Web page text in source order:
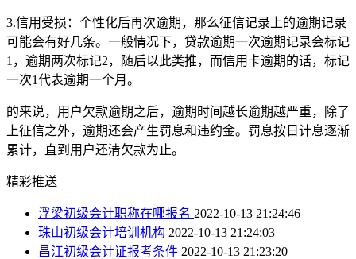
3.信用受损：个性化后再次逾期，那么征信记录上的逾期记录
可能会有好几条。一般情况下，贷款逾期一次逾期记录会标记
1，逾期两次标记2，随后以此类推，而信用卡逾期的话，标记
一次1代表逾期一个月。
的来说，用户欠款逾期之后，逾期时间越长逾期越严重，除了
上征信之外，逾期还会产生罚息和违约金。罚息按日计息逐渐
累计，直到用户还清欠款为止。
精彩推送
浮梁初级会计职称在哪报名 2022-10-13 21:24:46
珠山初级会计培训机构 2022-10-13 21:24:03
昌江初级会计证报考条件 2022-10-13 21:23:20